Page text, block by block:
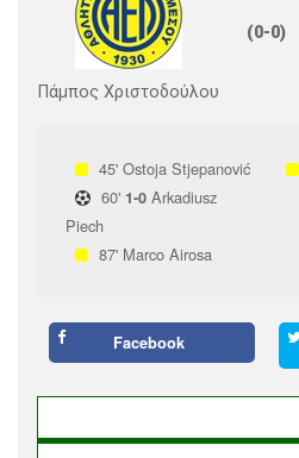
Πάμπος Χριστοδούλου
(0-0)
45' Ostoja Stjepanović
60' 1-0 Arkadiusz
Piech
87' Marco Airosa
Facebook